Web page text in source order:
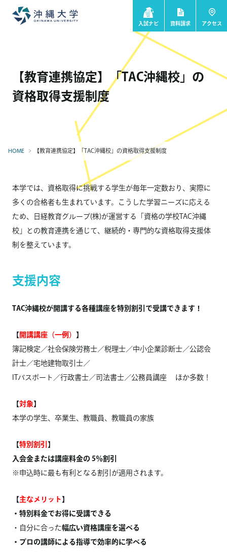
入試ナビ 資料請求 アクセス
【教育連携協定】「TAC沖縄校」の
資格取得支援制度
HOME 【教育連携協定】「TAC沖縄校」の資格取得支援制度
本学では、資格取得に挑戦する学生が毎年一定数おり、実際に
多くの合格者も生まれています。こうした学習ニーズに応える
ため、日経教育グループ(株)が運営する「資格の学校TAC沖縄
校」との教育連携を通じて、継続的・専門的な資格取得支援体
制を整えています。
支援内容
TAC沖縄校が開講する各種講座を特別割引で受講できます！
【 開講講座（一例） 】
簿記検定／社会保険労務士／税理士／中小企業診断士／公認会
計士／宅地建物取引士／
ITパスポート／行政書士／司法書士／公務員講座 ほか多数！
【対象】
本学の学生、卒業生、教職員、教職員の家族
【特別割引 】
入会金または講座料金の 5％割引
※申込時に最も有利となる割引が適用されます。
【主なメリット 】
・特別料金でお得に受講できる
・自分に合った幅広い資格講座を選べる
・プロの講師による指導で効率的に学べる